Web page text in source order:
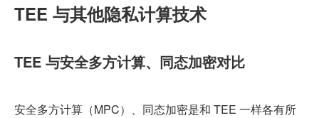
TEE 与其他隐私计算技术
TEE 与安全多方计算、同态加密对比
安全多方计算（MPC）、同态加密是和 TEE 一样各有所